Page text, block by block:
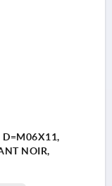
D=M06X11,
NOIR,